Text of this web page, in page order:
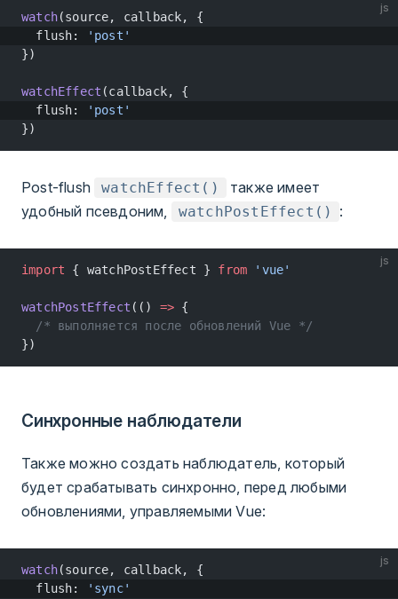
js
watch(source, callback, {
  flush:
'post'
})
watchEffect (callback, {
  flush:
'post'
})
Post-flush watchEffect()
также имеет
удобный псевдоним,
watchPostEffect() :
js
import { watchPostEffect } from 'vue'
watchPostEffect (() => {
  /* выполняется после обновлений Vue */
})
Синхронные наблюдатели
Также можно создать наблюдатель, который
будет срабатывать синхронно, перед любыми
обновлениями, управляемыми Vue:
js
watch(source, callback, {
  flush:
'sync'